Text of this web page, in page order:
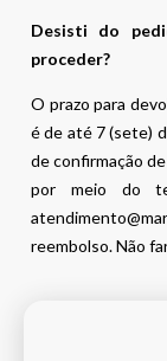
Desisti do
proceder?
O prazo para
é de até 7 (sete)
de confirmação
por meio do
reembolso. Não